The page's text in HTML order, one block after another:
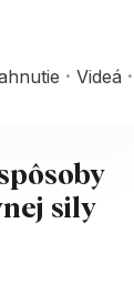
Videá
sily